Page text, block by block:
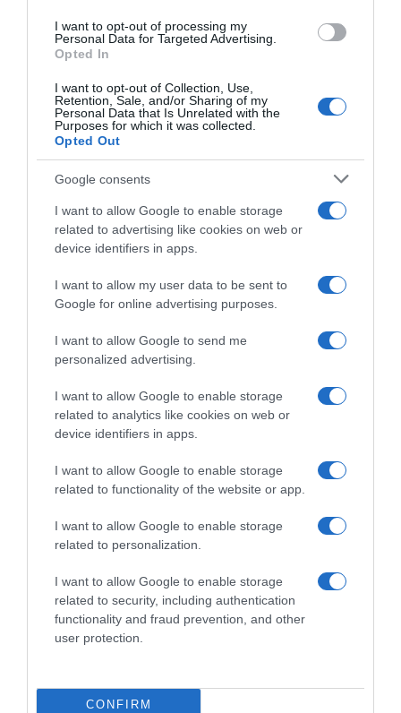
I want to opt-out of processing my
Personal Data for Targeted Advertising.
Opted In
I want to opt-out of Collection, Use,
Retention, Sale, and/or Sharing of my
Personal Data that Is Unrelated with the
Purposes for which it was collected.
Opted Out
Google consents
I want to allow Google to enable storage
related to advertising like cookies on web or
device identifiers in apps.
I want to allow my user data to be sent to
Google for online advertising purposes.
I want to allow Google to send me
personalized advertising.
I want to allow Google to enable storage
related to analytics like cookies on web or
device identifiers in apps.
I want to allow Google to enable storage
related to functionality of the website or app.
I want to allow Google to enable storage
related to personalization.
I want to allow Google to enable storage
related to security, including authentication
functionality and fraud prevention, and other
user protection.
CONFIRM
ΕΛΛΑΔΑ
Παλαιό Φάληρο: Συνελήφθη 49χρονος
ως μέλος της εγκληματικής
οργάνωσης του “Έντικ” –
Κατηγορείται για εκβιασμούς και
ξυλοδαρμούς επιχειρηματιών
Ο άνδρας είχε διαφύγει στο εξωτερικό κι επέστρεψε στην
Ελλάδα
ΕΛΛΑΔΑ
ειδικευόμενης γιατρού στον Ερυθρό